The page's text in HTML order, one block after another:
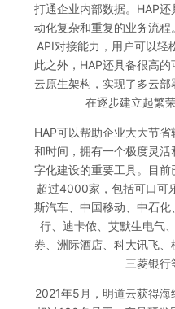
打通企业内部数据。HAP
动化复杂和重复的业务流
API对接能力，用户可以轻
此之外，HAP还具备很高
云原生架构，实现了多云
在逐步建立起繁
HAP可以帮助企业大大节
和时间，拥有一个极度灵
字化建设的重要工具。目
超过4000家，包括可口可
斯汽车、中国移动、中石
行、迪卡侬、艾默生电气
券、洲际酒店、科大讯飞、
三菱银行
2021年5月，明道云获得